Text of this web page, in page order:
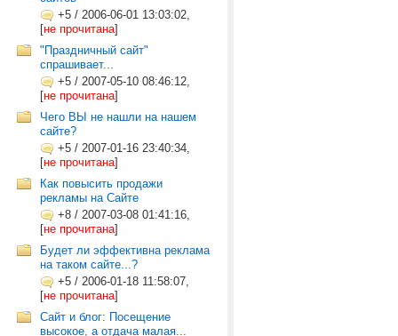
+5 / 2006-06-01 13:03:02,
[не прочитана]
"Праздничный сайт"
спрашивает...
+5 / 2007-05-10 08:46:12,
[не прочитана]
Чего ВЫ не нашли на нашем
сайте?
+5 / 2007-01-16 23:40:34,
[не прочитана]
Как повысить продажи
рекламы на Сайте
+8 / 2007-03-08 01:41:16,
[не прочитана]
Будет ли эффективна реклама
на таком сайте...?
+5 / 2006-01-18 11:58:07,
[не прочитана]
Сайт и блог: Посещение
высокое, а отдача малая...